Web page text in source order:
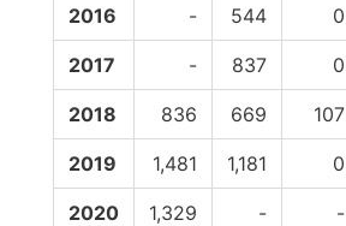
2016 - 544 0
2017 - 837 0
2018 836 669 107
2019 1,481 1,181 0
2020 1,329 - -